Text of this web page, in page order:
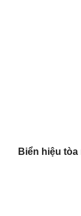
Biển hiệu tòa